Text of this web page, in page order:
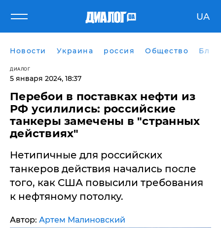
UA
Новости Украина россия Общество
ДИАЛОГ
5 января 2024, 18:37
Перебои в поставках нефти из
РФ усилились: российские
танкеры замечены в "странных
действиях"
Нетипичные для российских
танкеров действия начались после
того, как США повысили требования
к нефтяному потолку.
Автор: Артем Малиновский